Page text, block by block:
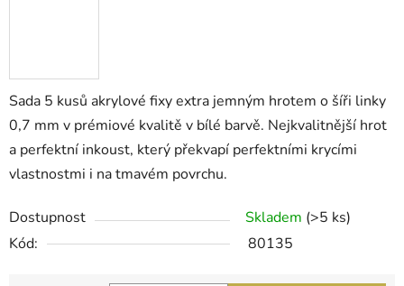
Sada 5 kusů akrylové fixy extra jemným hrotem o šíři linky
0,7 mm v prémiové kvalitě v bílé barvě. Nejkvalitnější hrot
a perfektní inkoust, který překvapí perfektními krycími
vlastnostmi i na tmavém povrchu.
Dostupnost Skladem (>5 ks)
Kód:
80135